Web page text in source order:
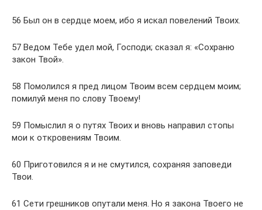
56 Был он в сердце моем, ибо я искал повелений Твоих.
57 Ведом Тебе удел мой, Господи; сказал я: «Сохраню
закон Твой».
58 Помолился я пред лицом Твоим всем сердцем моим;
помилуй меня по слову Твоему!
59 Помыслил я о путях Твоих и вновь направил стопы
мои к откровениям Твоим.
60 Приготовился я и не смутился, сохраняя заповеди
Твои.
61 Сети грешников опутали меня. Но я закона Твоего не